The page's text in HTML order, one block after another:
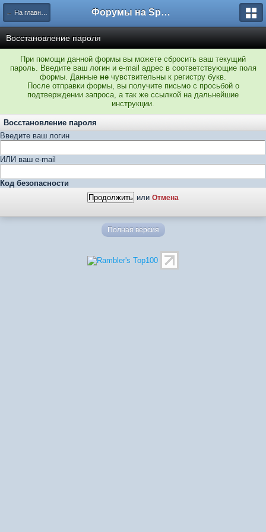
← На главную Форумы на Sportbox.ru
Восстановление пароля
При помощи данной формы вы можете сбросить ваш текущий
пароль. Введите ваш логин и e-mail адрес в соответствующие поля
формы. Данные не чувствительны к регистру букв.
После отправки формы, вы получите письмо с просьбой о
подтверждении запроса, а так же ссылкой на дальнейшие
инструкции.
Восстановление пароля
Введите ваш логин
ИЛИ ваш e-mail
Код безопасности
или Отмена
Полная версия